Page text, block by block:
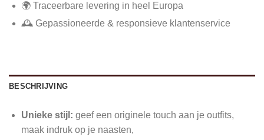
🌍 Traceerbare levering in heel Europa
🕰️ Gepassioneerde & responsieve klantenservice
BESCHRIJVING
Unieke stijl: geef een originele touch aan je outfits,
maak indruk op je naasten,